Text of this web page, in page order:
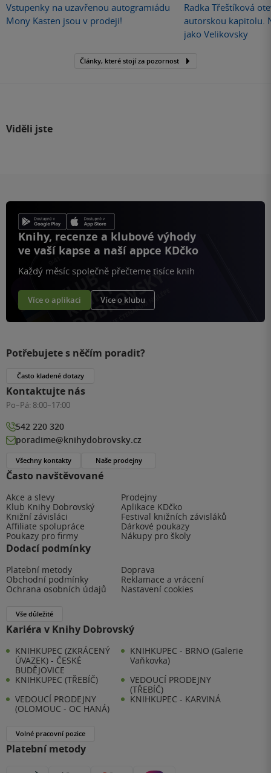
Vstupenky na uzavřenou autogramiádu
Mony Kasten jsou v prodeji!
Radka Třeštíková
autorskou kapitolu.
jako Velikovsky
Články, které stojí za pozornost
Viděli jste
Knihy, recenze a klubové výhody
ve vaší kapse a naší appce KDčko
Každý měsíc společně přečteme tisíce knih
Více o aplikaci Více o klubu
Často navštěvované
Akce a slevy
Prodejny
Klub Knihy Dobrovský
Aplikace KDčko
Knižní závisláci
Festival knižních závisláků
Affiliate spolupráce
Dárkové poukazy
Poukazy pro firmy
Nákupy pro školy
Dodací podmínky
Platební metody
Doprava
Obchodní podmínky
Reklamace a vrácení
Ochrana osobních údajů
Nastavení cookies
Vše důležité
Kariéra v Knihy Dobrovský
KNIHKUPEC (ZKRÁCENÝ
ÚVAZEK) - ČESKÉ
BUDĚJOVICE
KNIHKUPEC - BRNO (Galerie
Vaňkovka)
KNIHKUPEC (TŘEBÍČ)
VEDOUCÍ PRODEJNY
(TŘEBÍČ)
VEDOUCÍ PRODEJNY
(OLOMOUC - OC HANÁ)
KNIHKUPEC - KARVINÁ
Volné pracovní pozice
Platební metody
Potřebujete s něčím poradit?
Často kladené dotazy
Kontaktujte nás
Po–Pá: 8:00–17:00
542 220 320
poradime@knihydobrovsky.cz
Všechny kontakty Naše prodejny